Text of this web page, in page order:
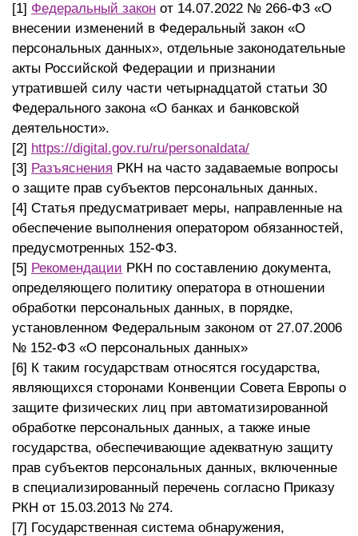
[1] Федеральный закон от 14.07.2022 № 266-ФЗ «О
внесении изменений в Федеральный закон «О
персональных данных», отдельные законодательные
акты Российской Федерации и признании
утратившей силу части четырнадцатой статьи 30
Федерального закона «О банках и банковской
деятельности».
[2] https://digital.gov.ru/ru/personaldata/
[3] Разъяснения РКН на часто задаваемые вопросы
о защите прав субъектов персональных данных.
[4] Статья предусматривает меры, направленные на
обеспечение выполнения оператором обязанностей,
предусмотренных 152-ФЗ.
[5] Рекомендации РКН по составлению документа,
определяющего политику оператора в отношении
обработки персональных данных, в порядке,
установленном Федеральным законом от 27.07.2006
№ 152-ФЗ «О персональных данных»
[6] К таким государствам относятся государства,
являющихся сторонами Конвенции Совета Европы о
защите физических лиц при автоматизированной
обработке персональных данных, а также иные
государства, обеспечивающие адекватную защиту
прав субъектов персональных данных, включенные
в специализированный перечень согласно Приказу
РКН от 15.03.2013 № 274.
[7] Государственная система обнаружения,